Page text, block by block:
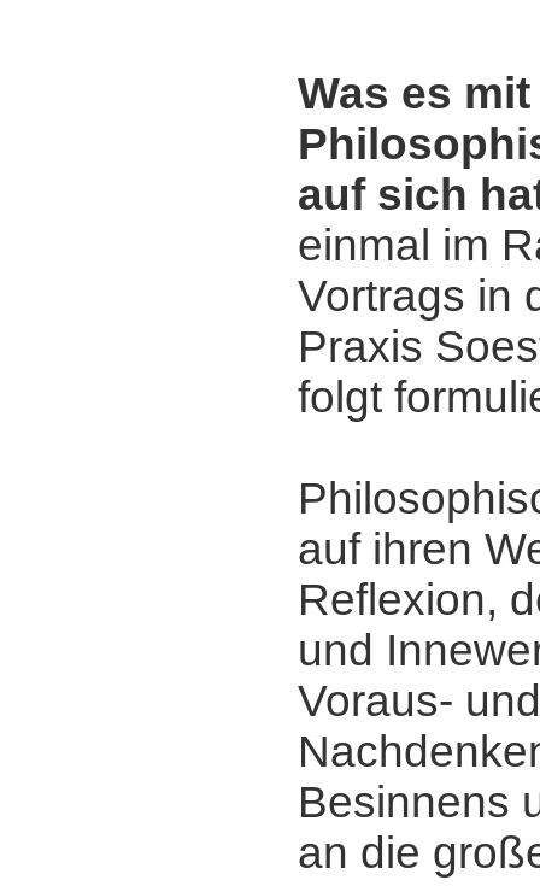
Was es
auf sich
einmal im
Vortrags in
Praxis
folgt
auf ihren
Reflexion,
und
Voraus-
Besinnens
an die